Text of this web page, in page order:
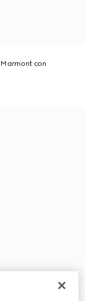
Marmont con